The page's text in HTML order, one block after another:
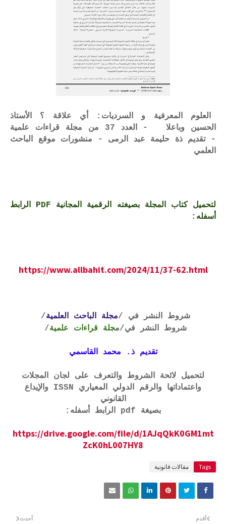
العلوم المعرفية و السرديات: أي علاقة ؟ الأستاذ
الحسين وباعلا - العدد 37 من مجلة قراءات علمية
- تقديم ذة حليمة عبد الرمى - منشورات موقع الباحث
العلمي
لتحميل كتاب المجلة بصيغته الرقمية المجانية PDF الرابط
أسفله:
https://www.allbahit.com/2024/11/37-62.html
شروط النشر في /مجلة الباحث العلمية/
شروط النشر في/مجلة قراءات علمية/
تقديم ذ. محمد القاسمي
لتحميل لائحة الشروط والتعرف على لجان المجلات
واعتماداتها والرقم الدولي المعياري ISSN والإيداع
القانوني
بصيغة pdf الرابط أسفله:
https://drive.google.com/file/d/1AJqQkK0GM1mt
ZcK0hL007HY8
Tags مقالات قانونية
أحدث أقدم